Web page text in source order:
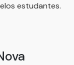
estudantes.